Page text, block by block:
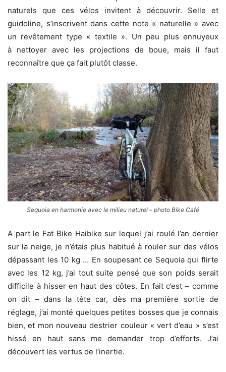
naturels que ces vélos invitent à découvrir. Selle et
guidoline, s’inscrivent dans cette note « naturelle » avec
un revêtement type « textile ». Un peu plus ennuyeux
à nettoyer avec les projections de boue, mais il faut
reconnaître que ça fait plutôt classe.
Sequoia en harmonie avec le milieu naturel – photo Bike Café
A part le Fat Bike Haibike sur lequel j’ai roulé l’an dernier
sur la neige, je n’étais plus habitué à rouler sur des vélos
dépassant les 10 kg … En soupesant ce Sequoia qui flirte
avec les 12 kg, j’ai tout suite pensé que son poids serait
difficile à hisser en haut des côtes. En fait c’est – comme
on dit – dans la tête car, dès ma première sortie de
réglage, j’ai monté quelques petites bosses que je connais
bien, et mon nouveau destrier couleur « vert d’eau » s’est
hissé en haut sans me demander trop d’efforts. J’ai
découvert les vertus de l’inertie.